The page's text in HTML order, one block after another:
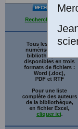
Recherche avancée
Tous les ouvrages
numérisés de cette
bibliothèque sont
disponibles en trois
formats de fichiers :
Word (.doc),
PDF et RTF
Pour une liste
complète des auteurs
de la bibliothèque,
en fichier Excel,
cliquer ici.